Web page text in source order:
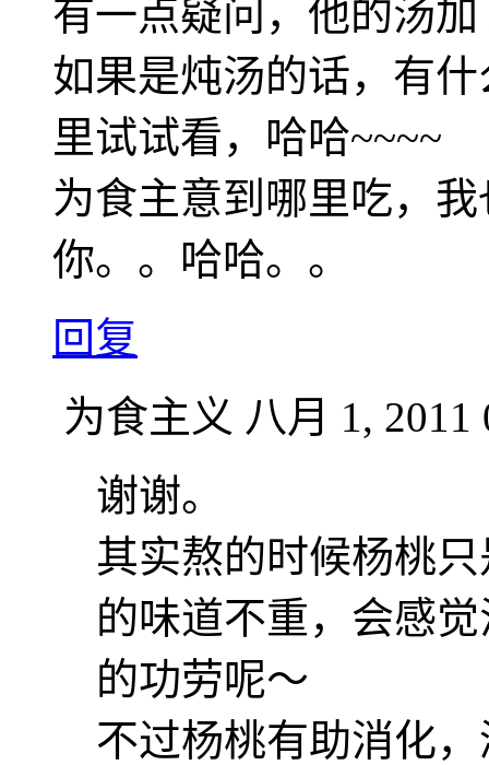
有一点疑问，他的汤
如果是炖汤的话，有
里试试看，哈哈~~~~
为食主意到哪里吃，
你。。哈哈。。
回复
为食主义 八月 1, 2011
谢谢。
其实熬的时候杨桃
的味道不重，会感
的功劳呢～
不过杨桃有助消化